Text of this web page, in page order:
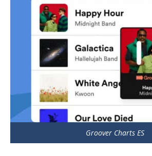
Groover Charts ES